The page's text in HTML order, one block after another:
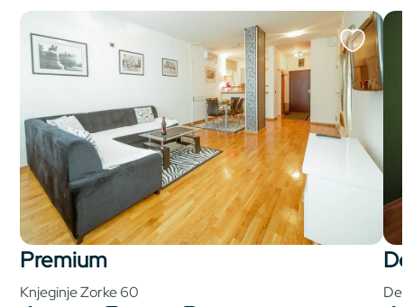
premium
Knjeginje Zorke 60